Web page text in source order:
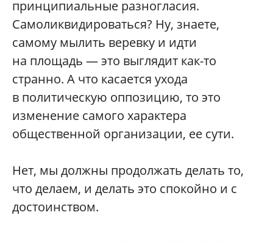
принципиальные разногласия.
Самоликвидироваться? Ну, знаете,
самому мылить веревку и идти
на площадь — это выглядит как-то
странно. А что касается ухода
в политическую оппозицию, то это
изменение самого характера
общественной организации, ее сути.
Нет, мы должны продолжать делать то,
что делаем, и делать это спокойно и с
достоинством.